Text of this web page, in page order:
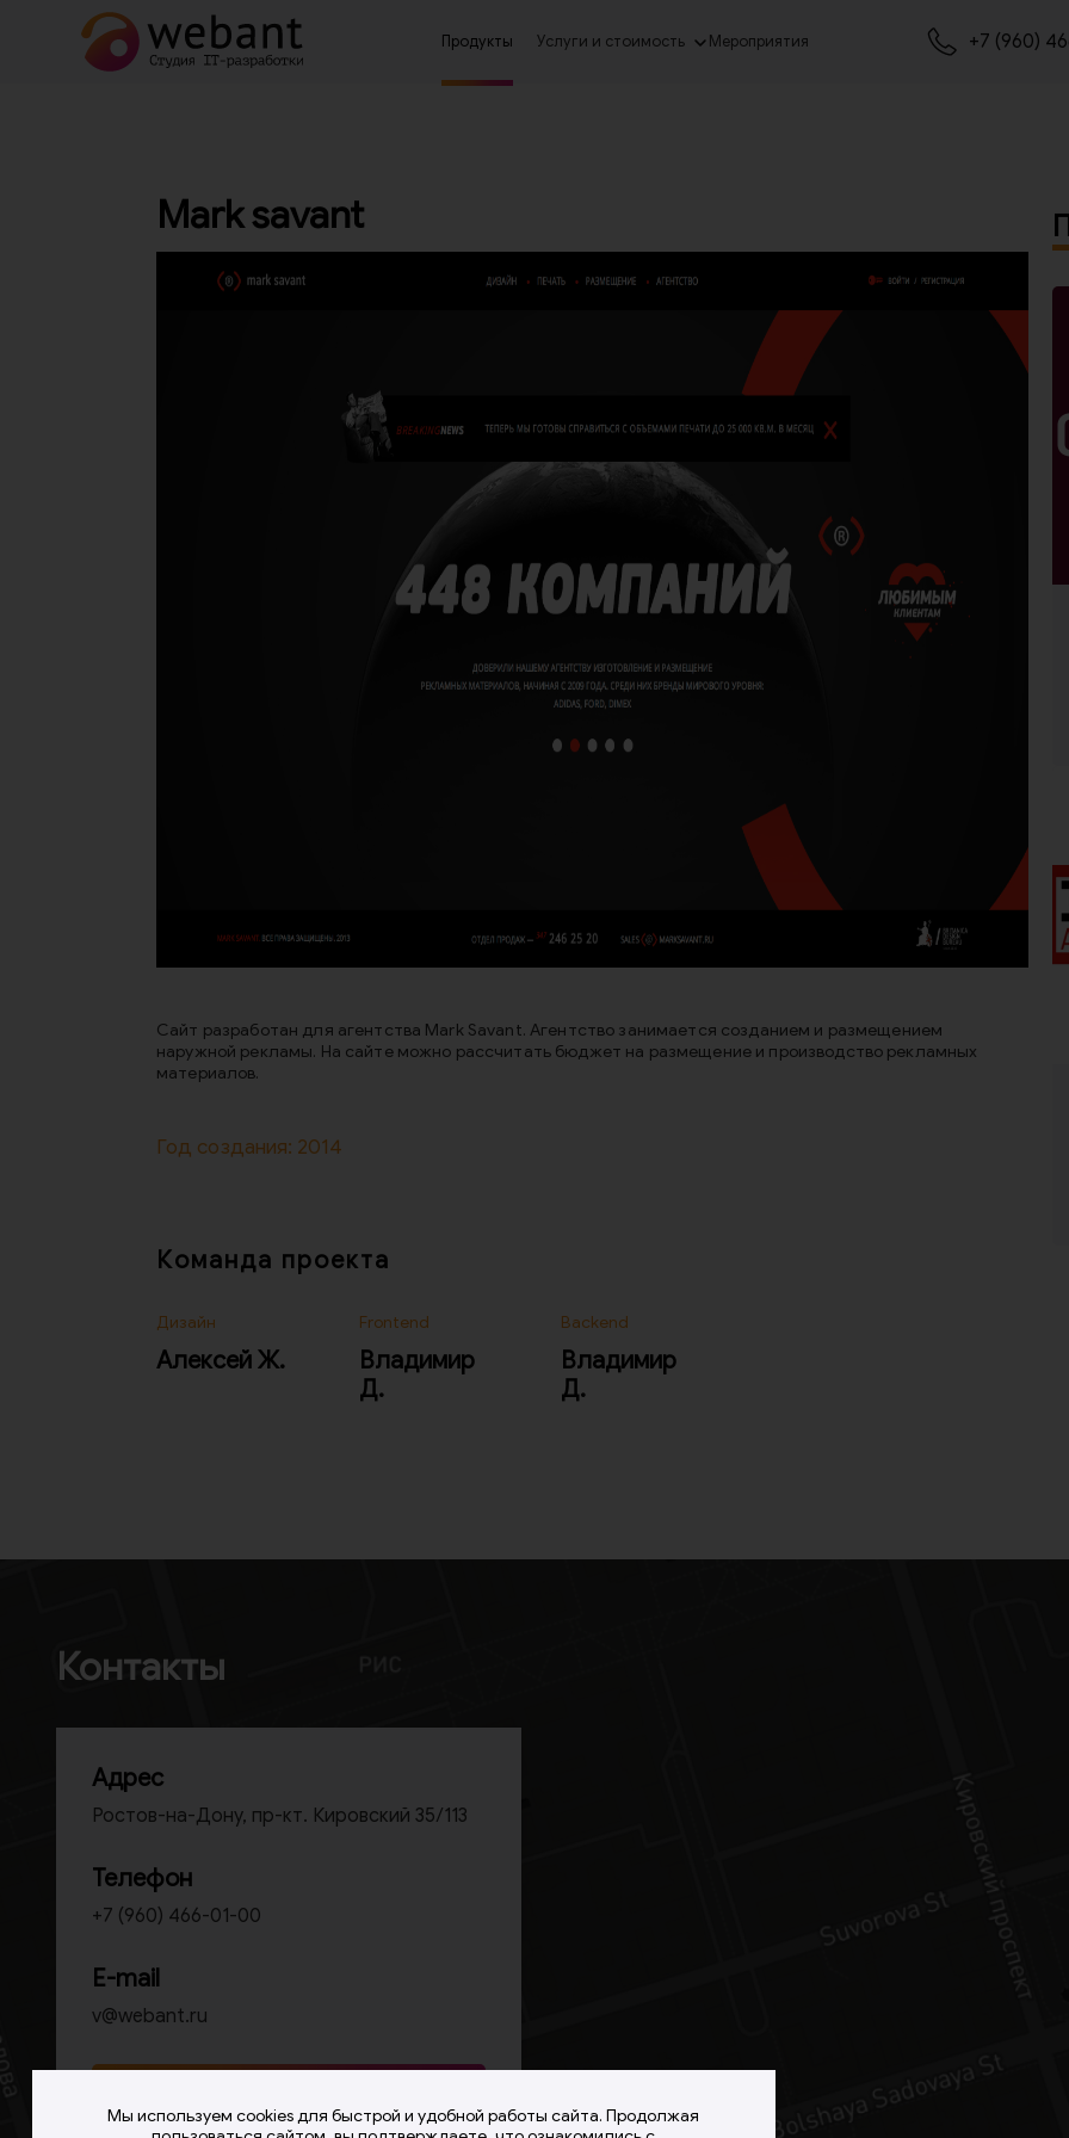
Продукты Услуги и стоимость Мероприятия +7 (960)
Mark savant
Сайт разработан для агентства Mark Savant. Агентство занимается созданием и размещением
наружной рекламы. На сайте можно рассчитать бюджет на размещение и производство рекламных
материалов.
Год создания: 2014
Команда проекта
Дизайн
Алексей Ж.
Frontend
Владимир
Д.
Backend
Владимир
Д.
Контакты
Адрес
Ростов-на-Дону, пр-кт. Кировский 35/113
Телефон
+7 (960) 466-01-00
E-mail
v@webant.ru
Мы используем cookies для быстрой и удобной работы сайта. Продолжая